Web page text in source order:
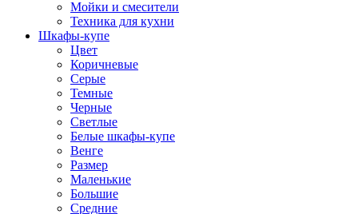
Мойки и смесители
Техника для кухни
Шкафы-купе
Цвет
Коричневые
Серые
Темные
Черные
Светлые
Белые шкафы-купе
Венге
Размер
Маленькие
Большие
Средние